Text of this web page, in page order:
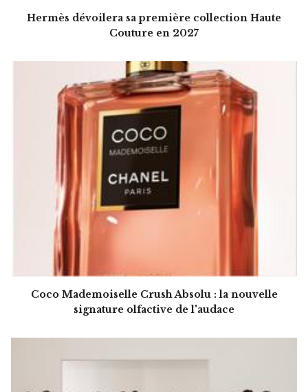
Hermès dévoilera sa première collection Haute
Couture en 2027
Coco Mademoiselle Crush Absolu : la nouvelle
signature olfactive de l'audace